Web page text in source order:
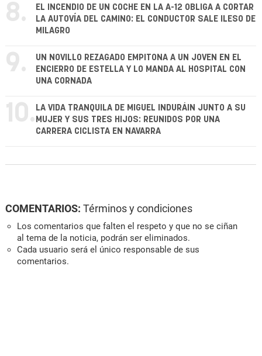
8.
EL INCENDIO DE UN COCHE EN LA A-12 OBLIGA A CORTAR
LA AUTOVÍA DEL CAMINO: EL CONDUCTOR SALE ILESO DE
MILAGRO
9.
UN NOVILLO REZAGADO EMPITONA A UN JOVEN EN EL
ENCIERRO DE ESTELLA Y LO MANDA AL HOSPITAL CON
UNA CORNADA
10. LA VIDA TRANQUILA DE MIGUEL INDURÁIN JUNTO A SU
MUJER Y SUS TRES HIJOS: REUNIDOS POR UNA
CARRERA CICLISTA EN NAVARRA
COMENTARIOS: Términos y condiciones
Los comentarios que falten el respeto y que no se ciñan
al tema de la noticia, podrán ser eliminados.
Cada usuario será el único responsable de sus
comentarios.